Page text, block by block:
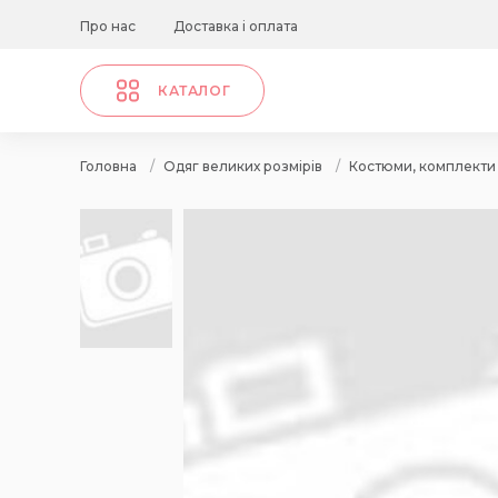
Про нас Доставка і оплата
КАТАЛОГ
Головна / Одяг великих розмірів / Костюми, комплекти